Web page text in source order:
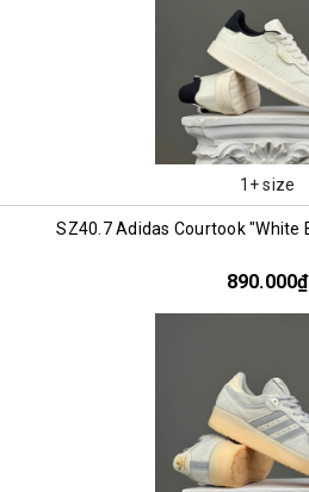
1+ size
SZ40.7 Adidas Courtook "White
890.000₫